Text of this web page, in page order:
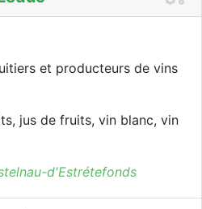
et producteurs de vins
jus de fruits, vin blanc, vin
d'Estrétefonds